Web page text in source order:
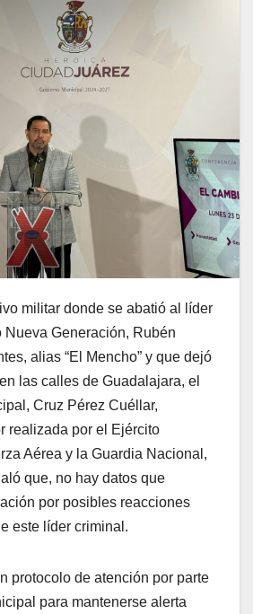
militar donde se abatió al líder
Generación, Rubén
alias “El Mencho” y que dejó
las calles de Guadalajara, el
Cruz Pérez Cuéllar,
realizada por el Ejército
Aérea y la Guardia Nacional,
que, no hay datos que
por posibles reacciones
este líder criminal.
protocolo de atención por parte
para mantenerse alerta